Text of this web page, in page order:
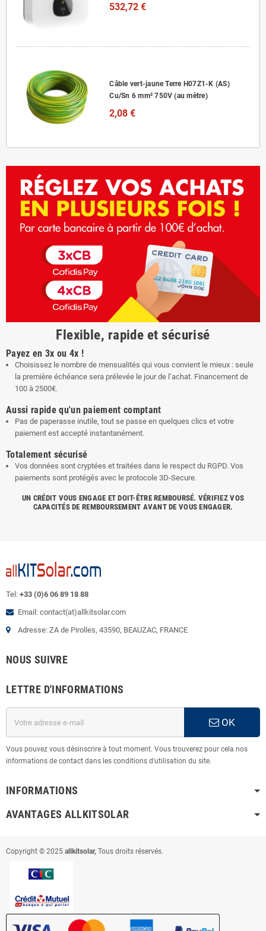
532,72 €
Câble vert-jaune Terre H07Z1-K (AS)
Cu/Sn 6 mm² 750V (au mètre)
2,08 €
Flexible, rapide et sécurisé
Payez en 3x ou 4x !
Choisissez le nombre de mensualités qui vous convient le mieux : seule
la première échéance sera prélevée le jour de l’achat. Financement de
100 à 2500€.
Aussi rapide qu'un paiement comptant
Pas de paperasse inutile, tout se passe en quelques clics et votre
paiement est accepté instantanément.
Totalement sécurisé
Vos données sont cryptées et traitées dans le respect du RGPD. Vos
paiements sont protégés avec le protocole 3D-Secure.
UN CRÉDIT VOUS ENGAGE ET DOIT-ÊTRE REMBOURSÉ. VÉRIFIEZ VOS
CAPACITÉS DE REMBOURSEMENT AVANT DE VOUS ENGAGER.
Tel: +33 (0)6 06 89 18 88
Email: contact(at)allkitsolar.com
Adresse: ZA de Pirolles, 43590, BEAUZAC, FRANCE
NOUS SUIVRE
LETTRE D'INFORMATIONS
OK
Vous pouvez vous désinscrire à tout moment. Vous trouverez pour cela nos
informations de contact dans les conditions d'utilisation du site.
INFORMATIONS
AVANTAGES ALLKITSOLAR
Copyright © 2025 allkitsolar, Tous droits réservés.